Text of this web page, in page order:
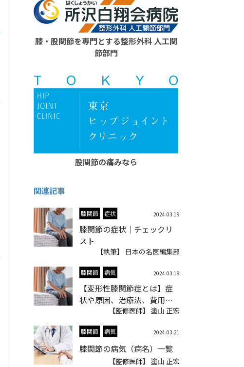
膝・股関節を専門とする整形外科 人工関
節部門
股関節の痛みなら
関連記事
膝関節 症状 2024.03.19
膝関節の症状｜チェックリ
スト
【執筆】 日本の名医編集部
膝関節 病気 2024.03.19
【変形性膝関節症とは】症
状や原因、治療法、費用に
【監修医師】 塗山 正宏
膝関節 病気 2024.03.21
膝関節の病気（病名）一覧
【監修医師】 塗山 正宏